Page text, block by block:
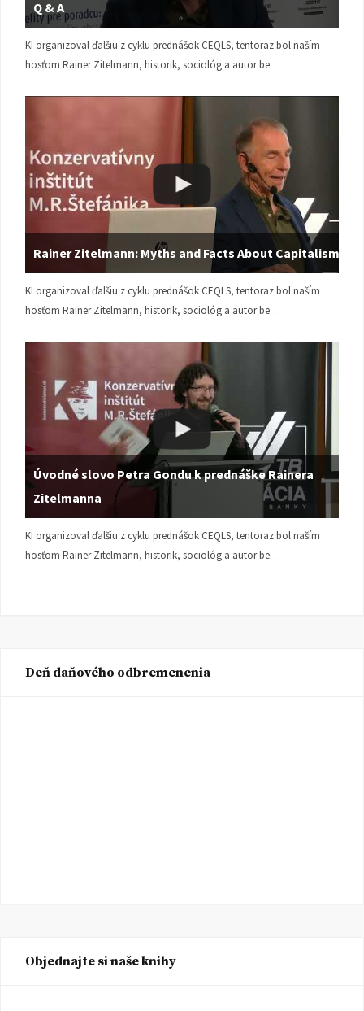
Q & A
KI organizoval ďalšiu z cyklu prednášok CEQLS, tentoraz bol naším
hosťom Rainer Zitelmann, historik, sociológ a autor be…
Rainer Zitelmann: Myths and Facts About Capitalism
KI organizoval ďalšiu z cyklu prednášok CEQLS, tentoraz bol naším
hosťom Rainer Zitelmann, historik, sociológ a autor be…
Úvodné slovo Petra Gondu k prednáške Rainera
Zitelmanna
KI organizoval ďalšiu z cyklu prednášok CEQLS, tentoraz bol naším
hosťom Rainer Zitelmann, historik, sociológ a autor be…
Deň daňového odbremenenia
Objednajte si naše knihy